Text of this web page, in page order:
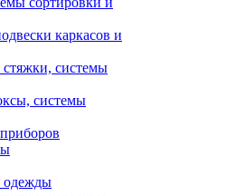
каркасов и
системы
системы
одежды